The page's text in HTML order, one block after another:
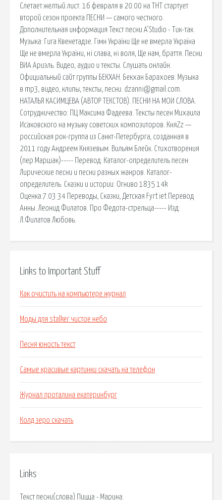
Слетает желтый лист. 16 февраля в 20.00 на ТНТ стартует
второй сезон проекта ПЕСНИ — самого честного.
Дополнительная информация Текст песни A’Studio - Тик-так.
Музыка: Гига Квенетадзе. Гімн України Ще не вмерла Україна
Ще не вмерла України, ні слава, ні воля, Ще нам, браття. Песни
ВИА Ариэль. Видео, аудио и тексты. Слушать онлайн.
Официальный сайт группы БЕКХАН. Бекхан Барахоев. Музыка
в mp3, видео, клипы, тексты, песни. dzanni@gmail.com.
НАТАЛЬЯ КАСИМЦЕВА (АВТОР ТЕКСТОВ). ПЕСНИ НА МОИ СЛОВА.
Сотрудничество: ПЦ Максима Фадеева. Тексты песен Михаила
Исаковского на музыку советских композиторов. КняZz —
российская рок-группа из Санкт-Петербурга, созданная в
2011 году Андреем Князевым. Вильям Блейк. Стихотворения
(пер.Маршак)----- Перевод. Каталог-определитель песен
Лирические песни и песни разных жанров. Каталог-
определитель. Сказки и истории: Огниво 1835 14k
Оценка:7.03 34 Переводы, Сказки, Детская Fyrt iet Перевод
Анны. Леонид Филатов. Про Федота-стрельца----- Изд:
Л.Филатов Любовь.
Links to Important Stuff
Как очистить на компьютере журнал
Моды для stalker чистое небо
Песня юность текст
Самые красивые картинки скачать на телефон
Журнал проталина екатеринбург
Колд зеро скачать
Links
Текст песни(слова) Пицца - Марина.